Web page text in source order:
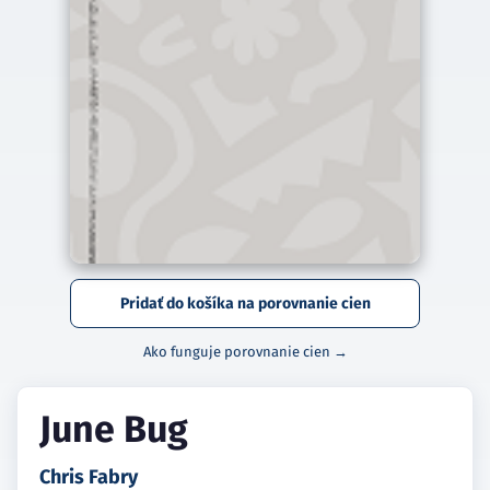
Pridať do košíka na porovnanie cien
Ako funguje porovnanie cien →
June Bug
Chris Fabry